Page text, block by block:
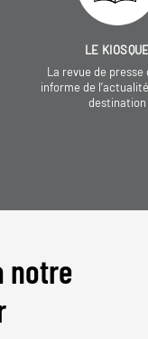
LE
La revue de presse
informe de
destination
notre